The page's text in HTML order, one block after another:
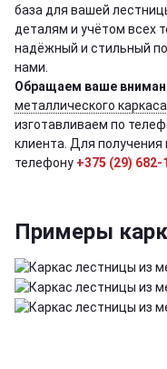
база для вашей
деталям и учётом всех
надёжный и стильный
нами.
Обращаем ваше
металлического
изготавливаем по
клиента. Для получения
телефону +375 (29) 682-
Примеры